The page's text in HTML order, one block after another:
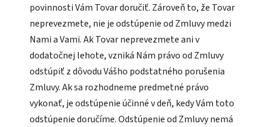
povinnosti Vám Tovar doručiť. Zároveň to, že Tovar
neprevezmete, nie je odstúpenie od Zmluvy medzi
Nami a Vami. Ak Tovar neprevezmete ani v
dodatočnej lehote, vzniká Nám právo od Zmluvy
odstúpiť z dôvodu Vášho podstatného porušenia
Zmluvy. Ak sa rozhodneme predmetné právo
vykonať, je odstúpenie účinné v deň, kedy Vám toto
odstúpenie doručíme. Odstúpenie od Zmluvy nemá